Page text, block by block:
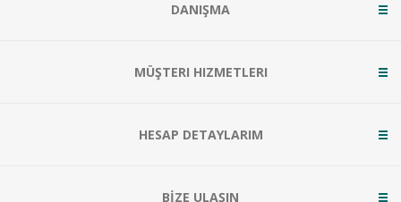
DANIŞMA
MÜŞTERI HIZMETLERI
HESAP DETAYLARIM
BİZE ULAŞIN